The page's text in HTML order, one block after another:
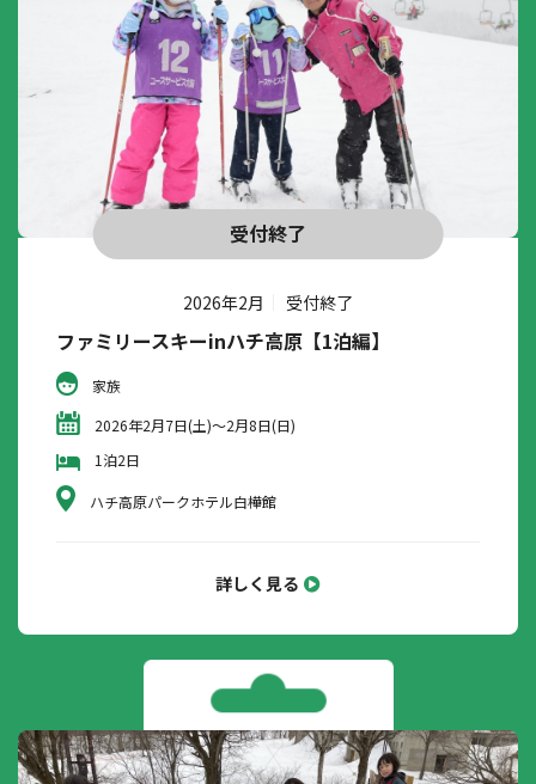
受付終了
2026年2月 受付終了
ファミリースキーinハチ高原【1泊編】
家族
2026年2月7日(土)～2月8日(日)
1泊2日
ハチ高原パークホテル白樺館
詳しく見る